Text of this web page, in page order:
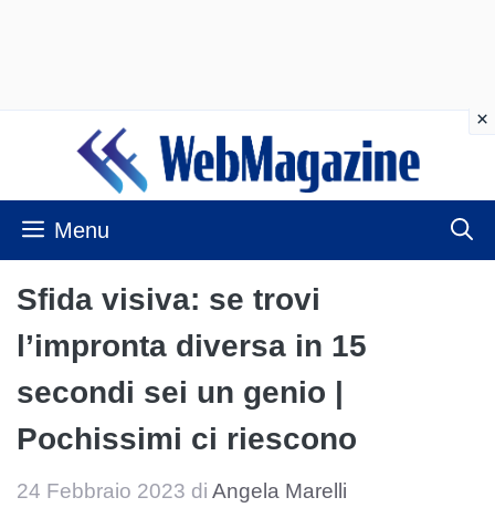
contenuto
Menu
Sfida visiva: se trovi
l’impronta diversa in 15
secondi sei un genio |
Pochissimi ci riescono
24 Febbraio 2023 di Angela Marelli